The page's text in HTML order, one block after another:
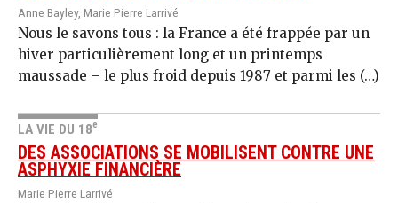
Anne Bayley, Marie Pierre Larrivé
Nous le savons tous : la France a été frappée par un
hiver particulièrement long et un printemps
maussade – le plus froid depuis 1987 et parmi les (…)
LA VIE DU 18e
DES ASSOCIATIONS SE MOBILISENT CONTRE UNE
ASPHYXIE FINANCIÈRE
Marie Pierre Larrivé